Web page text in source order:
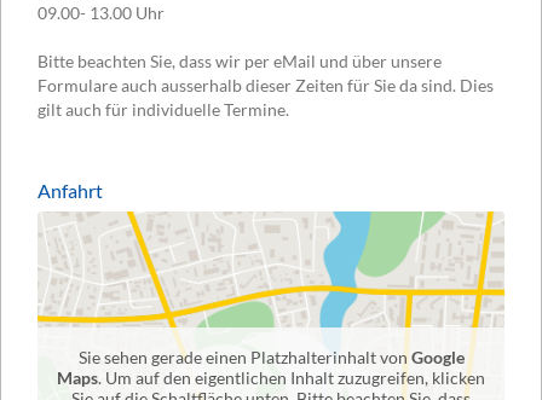
09.00- 13.00 Uhr
Bitte beachten Sie, dass wir per eMail und über unsere
Formulare auch ausserhalb dieser Zeiten für Sie da sind. Dies
gilt auch für individuelle Termine.
Anfahrt
Sie sehen gerade einen Platzhalterinhalt von Google
Maps. Um auf den eigentlichen Inhalt zuzugreifen, klicken